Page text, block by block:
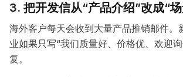
3. 把开发信从“产品介绍”改成“
海外客户每天会收到大量产品推销邮件。
业如果只写“我们质量好、价格优、欢迎
复。